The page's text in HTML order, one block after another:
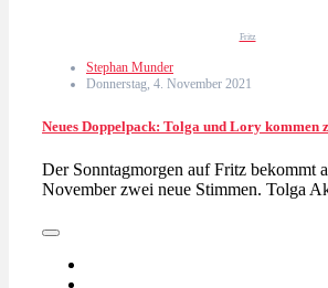
Fritz
Stephan Munder
Donnerstag, 4. November 2021
Neues Doppelpack: Tolga und Lory kommen
Der Sonntagmorgen auf Fritz bekommt
November zwei neue Stimmen. Tolga